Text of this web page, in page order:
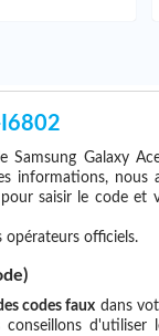
I6802
Samsung Galaxy
informations, nous
saisir le code et
opérateurs officiels.
codes faux dans
d'utiliser